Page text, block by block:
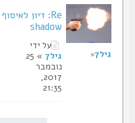
shadow
על ידי
» 25
נובמבר
2017,
21:35